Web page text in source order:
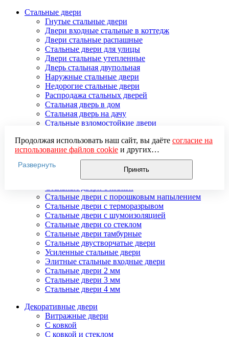
Стальные двери
Гнутые стальные двери
Двери входные стальные в коттедж
Двери стальные распашные
Стальные двери для улицы
Двери стальные утепленные
Дверь стальная двупольная
Наружные стальные двери
Недорогие стальные двери
Распродажа стальных дверей
Стальная дверь в дом
Стальная дверь на дачу
Стальные взломостойкие двери
Стальные двери в подъезд
Стальные двери внутреннего открывания
Стальные двери массив
Стальные двери мдф
Стальные двери с зеркалом
Стальные двери с порошковым напылением
Стальные двери с терморазрывом
Стальные двери с шумоизоляцией
Стальные двери со стеклом
Стальные двери тамбурные
Стальные двустворчатые двери
Усиленные стальные двери
Элитные стальные входные двери
Стальные двери 2 мм
Стальные двери 3 мм
Стальные двери 4 мм
Декоративные двери
Витражные двери
С ковкой
С ковкой и стеклом
Продолжая использовать наш сайт, вы даёте согласие на
использование файлов cookieи других
пользовательских данных (включая IP-адрес, сведения о
местоположении, устройстве, действиях на сайте и т. п.)
для функционирования сайта, проведения
использования систем аналитики (например,
Яндекс.Метрика), в соответствии с нашей
обработки персональных данных.
Если вы не хотите, чтобы ваши данные обрабатывались,
настройте ограничения в браузере или покиньте сайт.
Развернуть
Принять